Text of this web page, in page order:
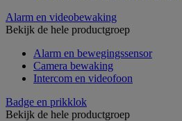
Alarm en videobewaking
Bekijk de hele productgroep
Alarm en bewegingssensor
Camera bewaking
Intercom en videofoon
Badge en prikklok
Bekijk de hele productgroep